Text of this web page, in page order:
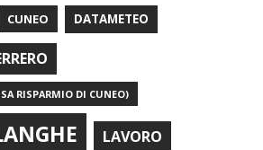
CUNEO DATAMETEO
RISPARMIO DI CUNEO)
LAVORO